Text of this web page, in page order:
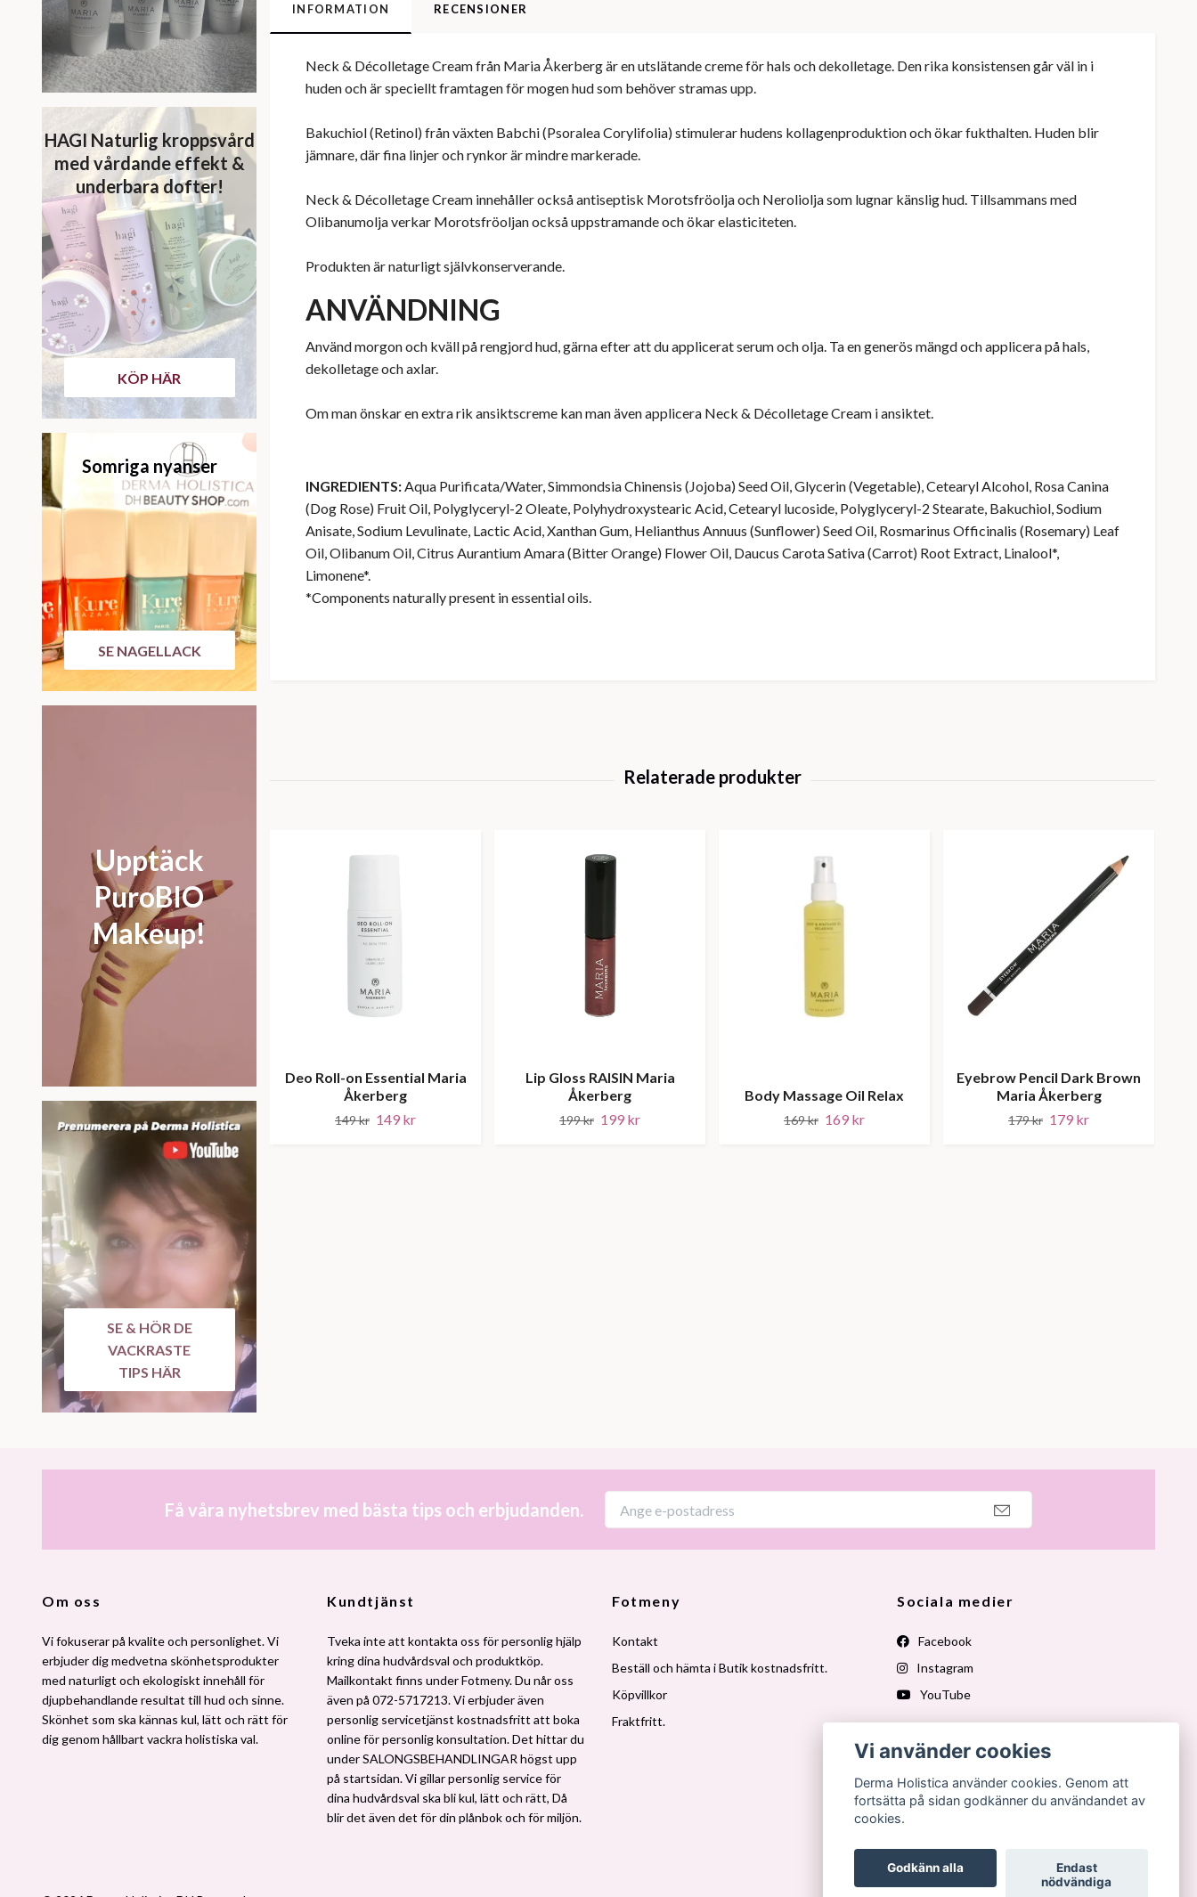
HAGI Naturlig kroppsvård
med vårdande effekt &
underbara dofter!
KÖP HÄR
Somriga nyanser
SE NAGELLACK
Upptäck
PuroBIO
Makeup!
SE & HÖR DE
VACKRASTE
TIPS HÄR
INFORMATION RECENSIONER
Neck & Décolletage Cream från Maria Åkerberg är en utslätande creme för hals och dekolletage. Den rika konsistensen går väl in i
huden och är speciellt framtagen för mogen hud som behöver stramas upp.
Bakuchiol (Retinol) från växten Babchi (Psoralea Corylifolia) stimulerar hudens kollagenproduktion och ökar fukthalten. Huden blir
jämnare, där fina linjer och rynkor är mindre markerade.
Neck & Décolletage Cream innehåller också antiseptisk Morotsfröolja och Neroliolja som lugnar känslig hud. Tillsammans med
Olibanumolja verkar Morotsfröoljan också uppstramande och ökar elasticiteten.
Produkten är naturligt självkonserverande.
ANVÄNDNING
Använd morgon och kväll på rengjord hud, gärna efter att du applicerat serum och olja. Ta en generös mängd och applicera på hals,
dekolletage och axlar.
Om man önskar en extra rik ansiktscreme kan man även applicera Neck & Décolletage Cream i ansiktet.
INGREDIENTS:Aqua Purificata/Water, Simmondsia Chinensis (Jojoba) Seed Oil, Glycerin (Vegetable), Cetearyl Alcohol, Rosa Canina
(Dog Rose) Fruit Oil, Polyglyceryl-2 Oleate, Polyhydroxystearic Acid, Cetearyl lucoside, Polyglyceryl-2 Stearate, Bakuchiol, Sodium
Anisate, Sodium Levulinate, Lactic Acid, Xanthan Gum, Helianthus Annuus (Sunflower) Seed Oil, Rosmarinus Officinalis (Rosemary) Leaf
Oil, Olibanum Oil, Citrus Aurantium Amara (Bitter Orange) Flower Oil, Daucus Carota Sativa (Carrot) Root Extract, Linalool*,
Limonene*.
*Components naturally present in essential oils.
Deo Roll-on Essential Maria
Åkerberg
149 kr 149 kr
Lip Gloss RAISIN Maria
Åkerberg
199 kr 199 kr
Body Massage Oil Relax
169 kr 169 kr
Eyebrow Pencil Dark Brown
Maria Åkerberg
179 kr 179 kr
Få våra nyhetsbrev med bästa tips och erbjudanden.
Om oss
Vi fokuserar på kvalite och personlighet. Vi
erbjuder dig medvetna skönhetsprodukter
med naturligt och ekologiskt innehåll för
djupbehandlande resultat till hud och sinne.
Skönhet som ska kännas kul, lätt och rätt för
dig genom hållbart vackra holistiska val.
Kundtjänst
Tveka inte att kontakta oss för personlig hjälp
kring dina hudvårdsval och produktköp.
Mailkontakt finns under Fotmeny. Du når oss
även på 072-5717213. Vi erbjuder även
personlig servicetjänst kostnadsfritt att boka
online för personlig konsultation. Det hittar du
under SALONGSBEHANDLINGAR högst upp
på startsidan. Vi gillar personlig service för
dina hudvårdsval ska bli kul, lätt och rätt, Då
blir det även det för din plånbok och för miljön.
Fotmeny
Kontakt
Beställ och hämta i Butik kostnadsfritt.
Köpvillkor
Fraktfritt.
Sociala medier
Facebook
Instagram
YouTube
Vi använder cookies
Derma Holistica använder cookies. Genom att
fortsätta på sidan godkänner du användandet av
cookies.
Godkänn alla
Endast
nödvändiga